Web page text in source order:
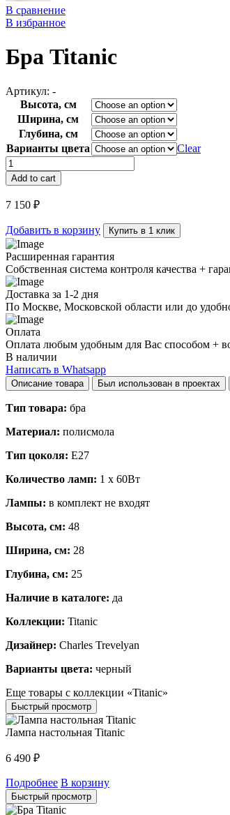
В сравнение
В избранное
Бра Titanic
Артикул: -
Высота, см
Ширина, см
Глубина, см
Варианты цвета
Clear
Бра
Titanic
quantity
Add to cart
7 150 ₽
Добавить в корзину Купить в 1 клик
Расширенная гарантия
Собственная система контроля качества +
Доставка за 1-2 дня
По Москве, Московской области или до
Оплата
Оплата любым удобным для Вас способом +
В наличии
Написать в Whatsapp
Описание товара Был использован в проектах
Тип товара: бра
Материал: полисмола
Тип цоколя: E27
Количество ламп: 1 x 60Вт
Лампы: в комплект не входят
Высота, см: 48
Ширина, см: 28
Глубина, см: 25
Наличие в каталоге: да
Коллекции: Titanic
Дизайнер: Charles Trevelyan
Варианты цвета: черный
Еще товары с коллекции «Titanic»
Быстрый просмотр
Лампа настольная Titanic
6 490 ₽
Подробнее В корзину
Быстрый просмотр